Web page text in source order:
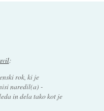
:
rok, ki je
naredil(a) -
in dela tako kot je